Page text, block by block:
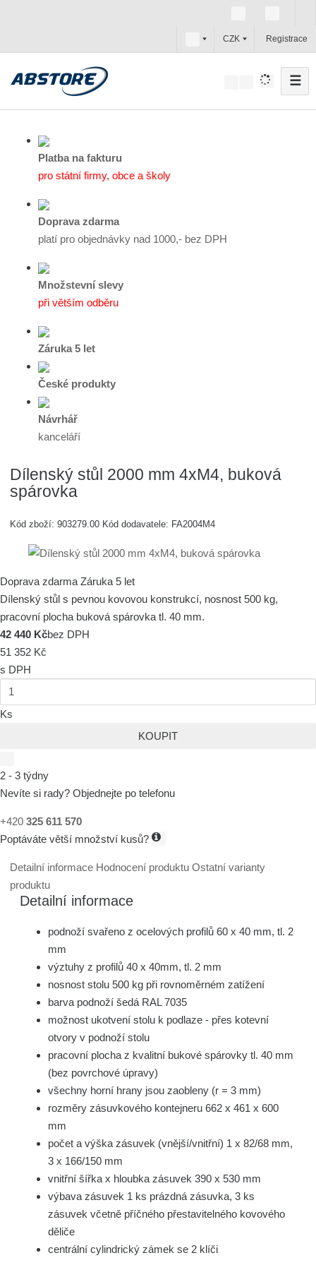
c
z
CZK Registrace
☰
Platba na fakturu
pro státní firmy, obce a školy
Doprava zdarma
platí pro objednávky nad 1000,- bez DPH
Množstevní slevy
při větším odběru
Záruka 5 let
České produkty
Návrhář
kanceláří
Dílenský stůl 2000 mm 4xM4, buková
spárovka
Kód zboží:903279.00 Kód dodavatele: FA2004M4
Doprava zdarma Záruka 5 let
Dílenský stůl s pevnou kovovou konstrukcí, nosnost 500 kg,
pracovní plocha buková spárovka tl. 40 mm.
42 440 Kčbez DPH
51 352 Kč
s DPH
Ks
KOUPIT
2 - 3 týdny
Nevíte si rady? Objednejte po telefonu
+420 325 611 570
Poptáváte větší množství kusů?
Detailní informace Hodnocení produktuOstatní varianty
produktu
Detailní informace
podnoží svařeno z ocelových profilů 60 x 40 mm, tl. 2
mm
výztuhy z profilů 40 x 40mm, tl. 2 mm
nosnost stolu 500 kg při rovnoměrném zatížení
barva podnoží šedá RAL 7035
možnost ukotvení stolu k podlaze - přes kotevní
otvory v podnoží stolu
pracovní plocha z kvalitní bukové spárovky tl. 40 mm
(bez povrchové úpravy)
všechny horní hrany jsou zaobleny (r = 3 mm)
rozměry zásuvkového kontejneru 662 x 461 x 600
mm
počet a výška zásuvek (vnější/vnitřní) 1 x 82/68 mm,
3 x 166/150 mm
vnitřní šířka x hloubka zásuvek 390 x 530 mm
výbava zásuvek 1 ks prázdná zásuvka, 3 ks
zásuvek včetně příčného přestavitelného kovového
děliče
centrální cylindrický zámek se 2 klíči